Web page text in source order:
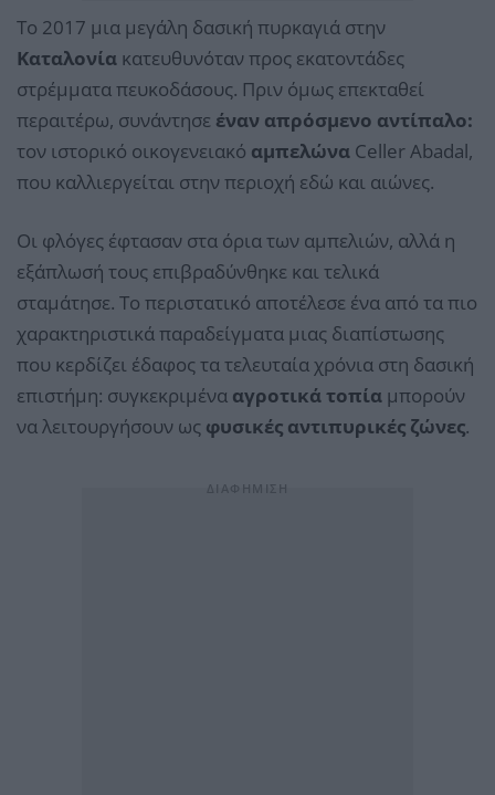
Το 2017 μια μεγάλη δασική πυρκαγιά στην
Καταλονία κατευθυνόταν προς εκατοντάδες
στρέμματα πευκοδάσους. Πριν όμως επεκταθεί
περαιτέρω, συνάντησε έναν απρόσμενο αντίπαλο:
τον ιστορικό οικογενειακό αμπελώνα Celler Abadal,
που καλλιεργείται στην περιοχή εδώ και αιώνες.
Οι φλόγες έφτασαν στα όρια των αμπελιών, αλλά η
εξάπλωσή τους επιβραδύνθηκε και τελικά
σταμάτησε. Το περιστατικό αποτέλεσε ένα από τα πιο
χαρακτηριστικά παραδείγματα μιας διαπίστωσης
που κερδίζει έδαφος τα τελευταία χρόνια στη δασική
επιστήμη: συγκεκριμένα αγροτικά τοπία μπορούν
να λειτουργήσουν ως φυσικές αντιπυρικές ζώνες.